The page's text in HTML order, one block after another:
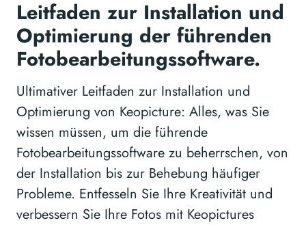
Leitfaden zur Installation und
Optimierung der führenden
Fotobearbeitungssoftware.
Ultimativer Leitfaden zur Installation und
Optimierung von Keopicture: Alles, was Sie
wissen müssen, um die führende
Fotobearbeitungssoftware zu beherrschen, von
der Installation bis zur Behebung häufiger
Probleme. Entfesseln Sie Ihre Kreativität und
verbessern Sie Ihre Fotos mit Keopictures